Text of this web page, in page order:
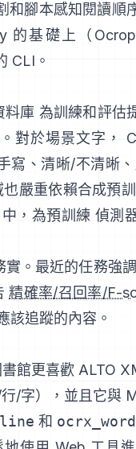
和腳本感知閱讀順
的基礎上（
CLI。
料庫 為訓練和評估
對於場景文字，
寫、清晰/不清晰
嚴重依賴合成預訓
，為預訓練 偵測
。最近的任務強
精確率/召回率/F-
該追蹤的內容。
館更喜歡 ALTO
/字），並且它與
和 ocrx_word